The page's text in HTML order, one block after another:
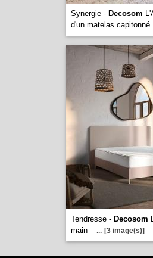
Synergie - Decosom
d'un matelas capitonné
Tendresse - Decosom
main
... [3 image(s)]